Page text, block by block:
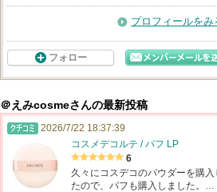
プロフィールをみ
フォロー
＠えみcosmeさんの最新投稿
2026/7/22 18:37:39
コスメデコルテ / パフ LP
6
久々にコスデコのパウダーを購入
たので、パフも購入しました。…